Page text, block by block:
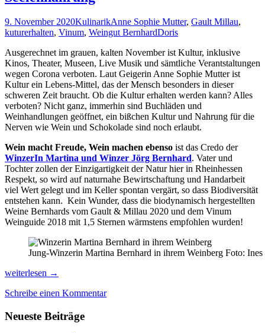
9. November 2020KulinarikAnne Sophie Mutter, Gault Millau,
kuturerhalten, Vinum, Weingut BernhardDoris
Ausgerechnet im grauen, kalten November ist Kultur, inklusive
Kinos, Theater, Museen, Live Musik und sämtliche Verantstaltungen
wegen Corona verboten. Laut Geigerin Anne Sophie Mutter ist
Kultur ein Lebens-Mittel, das der Mensch besonders in dieser
schweren Zeit braucht. Ob die Kultur erhalten werden kann? Alles
verboten? Nicht ganz, immerhin sind Buchläden und
Weinhandlungen geöffnet, ein bißchen Kultur und Nahrung für die
Nerven wie Wein und Schokolade sind noch erlaubt.
Wein macht Freude, Wein machen ebenso ist das Credo der
WinzerIn Martina und Winzer Jörg Bernhard. Vater und
Tochter zollen der Einzigartigkeit der Natur hier in Rheinhessen
Respekt, so wird auf naturnahe Bewirtschaftung und Handarbeit
viel Wert gelegt und im Keller spontan vergärt, so dass Biodiversität
entstehen kann. Kein Wunder, dass die biodynamisch hergestellten
Weine Bernhards vom Gault & Millau 2020 und dem Vinum
Weinguide 2018 mit 1,5 Sternen wärmstens empfohlen wurden!
Jung-Winzerin Martina Bernhard in ihrem Weinberg Foto:
Wein
Schokolade
ideale
weiterlesen →
Schreibe einen Kommentar
Neueste Beiträge